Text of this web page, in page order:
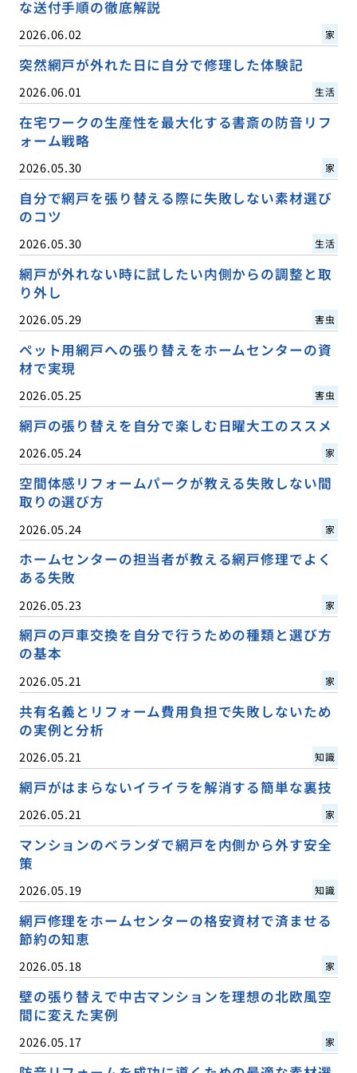
な送付手順の徹底解説
2026.06.02 家
突然網戸が外れた日に自分で修理した体験記
2026.06.01 生活
在宅ワークの生産性を最大化する書斎の防音リフ
ォーム戦略
2026.05.30 家
自分で網戸を張り替える際に失敗しない素材選び
のコツ
2026.05.30 生活
網戸が外れない時に試したい内側からの調整と取
り外し
2026.05.29 害虫
ペット用網戸への張り替えをホームセンターの資
材で実現
2026.05.25 害虫
網戸の張り替えを自分で楽しむ日曜大工のススメ
2026.05.24 家
空間体感リフォームパークが教える失敗しない間
取りの選び方
2026.05.24 家
ホームセンターの担当者が教える網戸修理でよく
ある失敗
2026.05.23 家
網戸の戸車交換を自分で行うための種類と選び方
の基本
2026.05.21 家
共有名義とリフォーム費用負担で失敗しないため
の実例と分析
2026.05.21 知識
網戸がはまらないイライラを解消する簡単な裏技
2026.05.21 家
マンションのベランダで網戸を内側から外す安全
策
2026.05.19 知識
網戸修理をホームセンターの格安資材で済ませる
節約の知恵
2026.05.18 家
壁の張り替えで中古マンションを理想の北欧風空
間に変えた実例
2026.05.17 家